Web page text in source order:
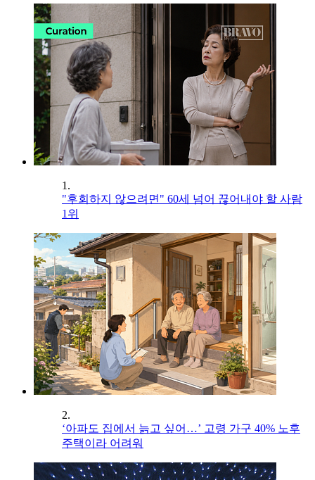
1.
"후회하지 않으려면" 60세 넘어 끊어내야 할 사람
1위
2.
‘아파도 집에서 늙고 싶어…’ 고령 가구 40% 노후
주택이라 어려워